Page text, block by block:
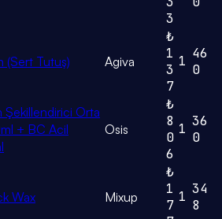
3
(Sert Tutuş) Agiva
₺
1
3
7
1 46
0
Şekillendirici Orta
+ BC Acil
Osis
₺
8
0
6
1 36
0
Wax Mixup
₺
1
7
1 34
8